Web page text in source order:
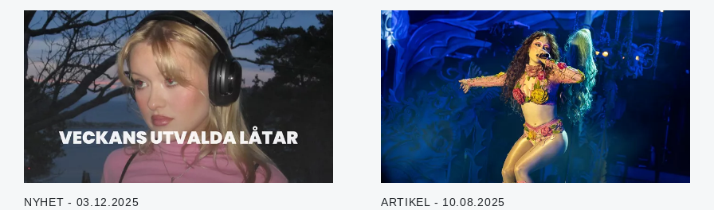
NYHET - 03.12.2025 ARTIKEL - 10.08.2025